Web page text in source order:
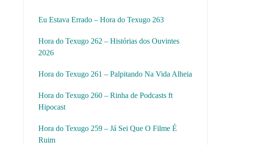
Eu Estava Errado – Hora do Texugo 263
Hora do Texugo 262 – Histórias dos Ouvintes
2026
Hora do Texugo 261 – Palpitando Na Vida Alheia
Hora do Texugo 260 – Rinha de Podcasts ft
Hipocast
Hora do Texugo 259 – Já Sei Que O Filme É
Ruim